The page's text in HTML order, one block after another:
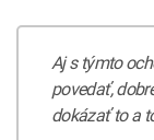
Aj s týmto
povedať,
dokázať to a